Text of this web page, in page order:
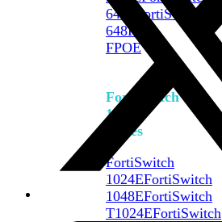
648F
FortiSwitch
648F-
FPOE
FortiSwitch
1000
Series
FortiSwitch
1024EFortiSwitch
1048EFortiSwitch
T1024EFortiSwitch